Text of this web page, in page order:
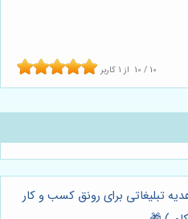
10 / 10 از 1 کاربر
تبلیغاتی برای رونق کسب و کار